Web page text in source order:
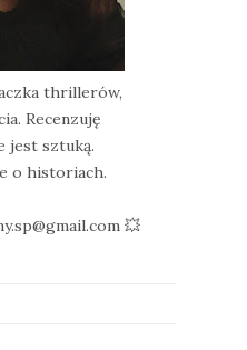
thrillerów,
Recenzuję
jest sztuką.
o historiach.
💥